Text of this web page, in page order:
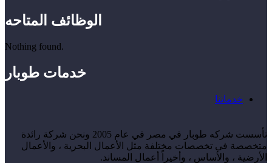
الوظائف المتاحه
Nothing found.
خدمات طوبار
خدماتنا
تأسست شركه طوبار في مصر في عام 2005 ونحن شركة رائدة
متخصصة في تخصصات مختلفة مثل الأعمال البحرية ، والأعمال
الأرضية ، والأساس ، وأخيراً أعمال المساند.